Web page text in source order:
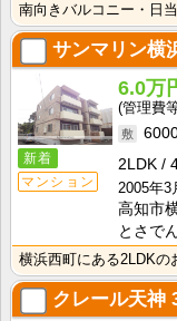
サンマリン横
新着
マンション
6.0万
2LDK
2005年3
高知市
とさで
クレール天神